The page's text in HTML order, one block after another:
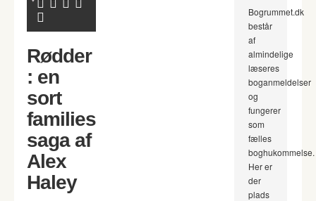
Rødder
: en
sort
families
saga af
Alex
Haley
Bogrummet.dk
består
af
almindelige
læseres
boganmeldelser
og
fungerer
som
fælles
boghukommelse.
Her er
der
plads